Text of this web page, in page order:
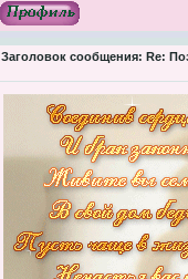
Заголовок сообщения: Re: